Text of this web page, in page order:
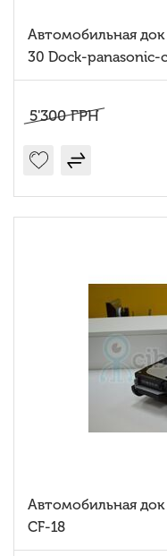
Автомобильная док
30 Dock-panasonic-
7160-0318-00
5'300 ГРН
Автомобильная док
CF-18